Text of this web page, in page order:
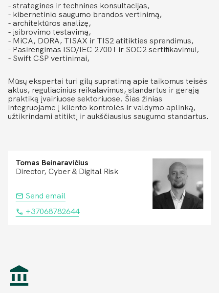
- strategines ir technines konsultacijas,
- kibernetinio saugumo brandos vertinimą,
- architektūros analizę,
- įsibrovimo testavimą,
- MiCA, DORA, TISAX ir TIS2 atitikties sprendimus,
- Pasirengimas ISO/IEC 27001 ir SOC2 sertifikavimui,
- Swift CSP vertinimai,
Mūsų ekspertai turi gilų supratimą apie taikomus teisės
aktus, reguliacinius reikalavimus, standartus ir gerąją
praktiką įvairiuose sektoriuose. Šias žinias
integruojame į kliento kontrolės ir valdymo aplinką,
užtikrindami atitiktį ir aukščiausius saugumo standartus.
Tomas Beinaravičius
Director, Cyber & Digital Risk
Send email
+37068782644